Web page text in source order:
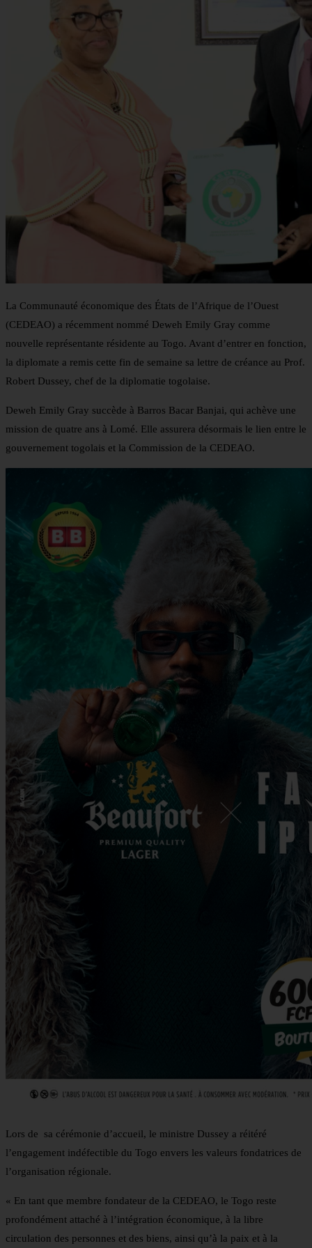
La Communauté économique des États de l’Afrique de l’Ouest
(CEDEAO) a récemment nommé Deweh Emily Gray comme
nouvelle représentante résidente au Togo. Avant d’entrer en fonction,
la diplomate a remis cette fin de semaine sa lettre de créance au Prof.
Robert Dussey, chef de la diplomatie togolaise.
Deweh Emily Gray succède à Barros Bacar Banjai, qui achève une
mission de quatre ans à Lomé. Elle assurera désormais le lien entre le
gouvernement togolais et la Commission de la CEDEAO.
Lors de sa cérémonie d’accueil, le ministre Dussey a réitéré
l’engagement indéfectible du Togo envers les valeurs fondatrices de
l’organisation régionale.
« En tant que membre fondateur de la CEDEAO, le Togo reste
profondément attaché à l’intégration économique, à la libre
circulation des personnes et des biens, ainsi qu’à la paix et à la